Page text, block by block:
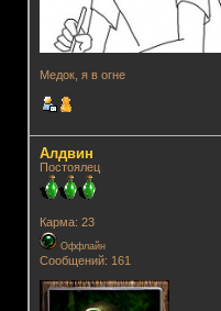
Медок, я в огне
Алдвин
Постоялец
Карма: 23
Оффлайн
Сообщений: 161